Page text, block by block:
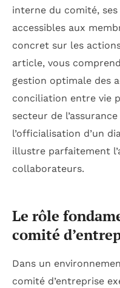
interne du comité,
accessibles aux
concret sur les
article, vous
gestion optimale des
conciliation entre vie
secteur de
l’officialisation d’un
illustre parfaitement
collaborateurs.
Le rôle
comité
Dans un
comité d’entreprise